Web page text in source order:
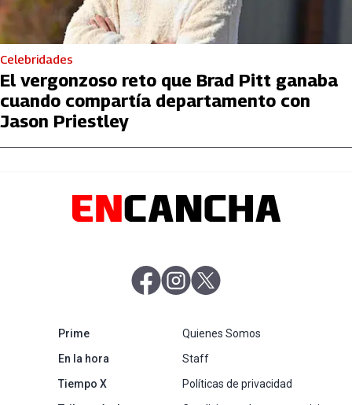
Celebridades
El vergonzoso reto que Brad Pitt ganaba
cuando compartía departamento con
Jason Priestley
abre en nueva pestaña
abre en nueva pestaña
Primeabre en nueva pestaña
En la horaabre en nueva pestaña
Tiempo Xabre en nueva pestaña
Quienes Somos
Staff
Políticas de privacidad